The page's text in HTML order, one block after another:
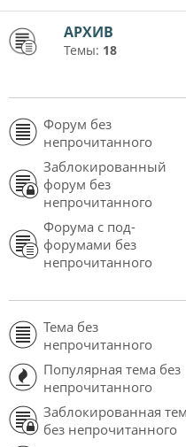
АРХИВ
Темы: 18
Форум без
непрочитанного
Заблокированный
форум без
непрочитанного
Форума с под-
форумами без
непрочитанного
Тема без
непрочитанного
Популярная тема без
непрочитанного
Заблокированная
без непрочитанного